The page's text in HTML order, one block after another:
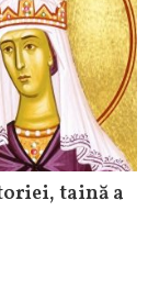
taină a